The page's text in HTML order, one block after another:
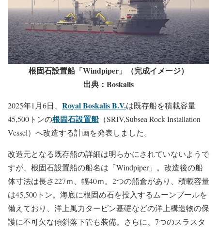
根固石設置船「Windpiper」（完成イメージ）
出典：Boskalis
2025年1月6日、 Royal Boskalis B.V.は既存船を積載容量
45,500トンの根固石設置船（SRIV,Subsea Rock Installation
Vessel）へ改造する計画を発表しました。
改造元となる既存船の詳細は明らかにされていないようで
すが、根固石設置船の船名は「Windpiper」。改造後の船
体寸法は長さ227ｍ、幅40ｍ。2つの船倉があり、積載容量
は45,500トン。海底に根固め石を投入するムーンプールを
備えており、洋上風力タービン基礎などの洋上構造物の保
護に不可欠な傾斜落下管も装備。さらに、7つのスラスタ